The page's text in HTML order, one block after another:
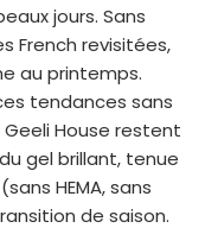
jours. Sans
French revisitées,
au printemps.
tendances sans
Geeli House restent
gel brillant, tenue
HEMA, sans
de saison.